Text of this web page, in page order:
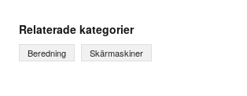
Kapacitet: (diameter) 185 mm
Kapacitet: (rektangulärt) 185 x 210 mm
Skivtjocklek: 0 - 16
leveranstiden?
Butiken svarade
Fråga oss något om denna produkten...
Relaterade kategorier
Beredning Skärmaskiner